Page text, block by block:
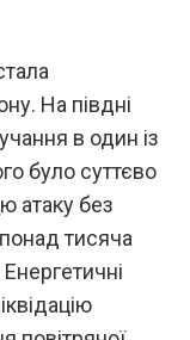
На півдні
в один із
було суттєво
атаку без
тисяча